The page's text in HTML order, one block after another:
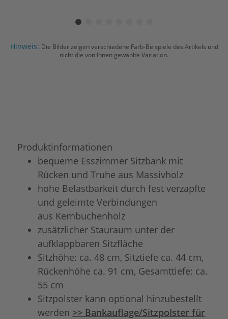
Hinweis: Die Bilder zeigen verschiedene Farb-Beispiele des Artikels und
nicht die von Ihnen gewählte Variation.
Produktinformationen
bequeme Esszimmer Sitzbank mit
Rücken und Truhe aus Massivholz
hohe Belastbarkeit durch fest verzapfte
und geleimte Verbindungen
aus Kernbuchenholz
zusätzlicher Stauraum unter der
aufklappbaren Sitzfläche
Sitzhöhe: ca. 48 cm, Sitztiefe ca. 44 cm,
Rückenhöhe ca. 91 cm, Gesamttiefe: ca.
55 cm
Sitzpolster kann optional hinzubestellt
werden >> Bankauflage/Sitzpolster für